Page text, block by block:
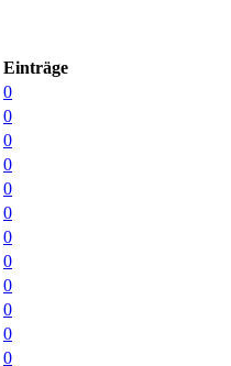
Einträge
0
0
0
0
0
0
0
0
0
0
0
0